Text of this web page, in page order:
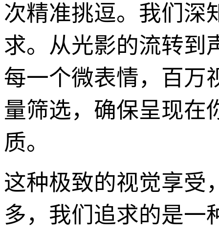
次精准挑逗。我们深
求。从光影的流转到
每一个微表情，百万
量筛选，确保呈现在
质。
这种极致的视觉享受
多，我们追求的是一